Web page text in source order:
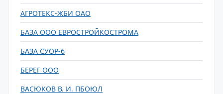
АГРОТЕКС-ЖБИ ОАО
БАЗА ООО ЕВРОСТРОЙКОСТРОМА
БАЗА СУОР-6
БЕРЕГ ООО
ВАСЮКОВ В. И. ПБОЮЛ